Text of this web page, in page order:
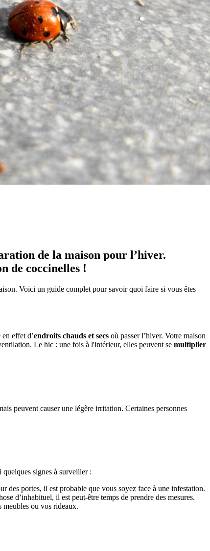
de la maison pour l’hiver.
de coccinelles !
Voici un guide complet pour savoir quoi faire si vous êtes
effet d’endroits chauds et secs où passer l’hiver. Votre maison
Le hic : une fois à l'intérieur, elles peuvent se multiplier
peuvent causer une légère irritation. Certaines personnes
signes à surveiller :
des portes, il est probable que vous soyez face à une infestation.
d’inhabituel, il est peut-être temps de prendre des mesures.
meubles ou vos rideaux.